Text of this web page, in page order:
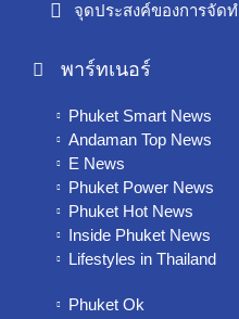
จุดประสงค์ของการจัด
พาร์ทเนอร์
Phuket Smart News
Andaman Top News
E News
Phuket Power News
Phuket Hot News
Inside Phuket News
Lifestyles in Thailand
Phuket Ok